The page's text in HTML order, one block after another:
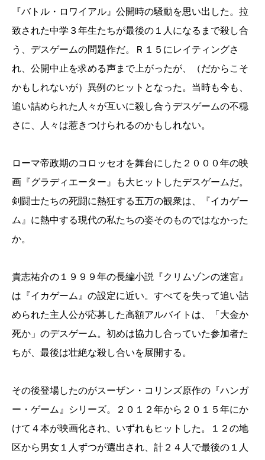
『バトル・ロワイアル』公開時の騒動を思い出した。拉
致された中学３年生たちが最後の１人になるまで殺し合
う、デスゲームの問題作だ。Ｒ１５にレイティングさ
れ、公開中止を求める声まで上がったが、（だからこそ
かもしれないが）異例のヒットとなった。当時も今も、
追い詰められた人々が互いに殺し合うデスゲームの不穏
さに、人々は惹きつけられるのかもしれない。
ローマ帝政期のコロッセオを舞台にした２０００年の映
画『グラディエーター』も大ヒットしたデスゲームだ。
剣闘士たちの死闘に熱狂する五万の観衆は、『イカゲー
ム』に熱中する現代の私たちの姿そのものではなかった
か。
貴志祐介の１９９９年の長編小説『クリムゾンの迷宮』
は『イカゲーム』の設定に近い。すべてを失って追い詰
められた主人公が応募した高額アルバイトは、「大金か
死か」のデスゲーム。初めは協力し合っていた参加者た
ちが、最後は壮絶な殺し合いを展開する。
その後登場したのがスーザン・コリンズ原作の『ハンガ
ー・ゲーム』シリーズ。２０１２年から２０１５年にか
けて４本が映画化され、いずれもヒットした。１２の地
区から男女１人ずつが選出され、計２４人で最後の１人